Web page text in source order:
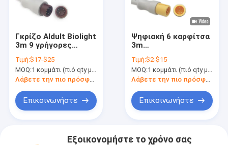
Γκρίζο Aldult Biolight
3m 9 γρήγορες
αισθητήρων
δάχτυλων
καρφιτσών spo2
Τιμή:$17-$25
MOQ:1 κομμάτι (πιό qty με την καλύτερη έκπτωση)
Λάβετε την πιο πρόσφατη τιμή
Επικοινωνήστε
Ψηφιακή 6 καρφίτσα
3m
αισθητήρας Spo2
συμβατός για Contec
Τιμή:$2-$15
MOQ:1 κομμάτι (πιό qty με την καλύτερη έκπτωση)
Λάβετε την πιο πρόσφατη τιμή
Επικοινωνήστε
Εξοικονομήστε το χρόνο σας